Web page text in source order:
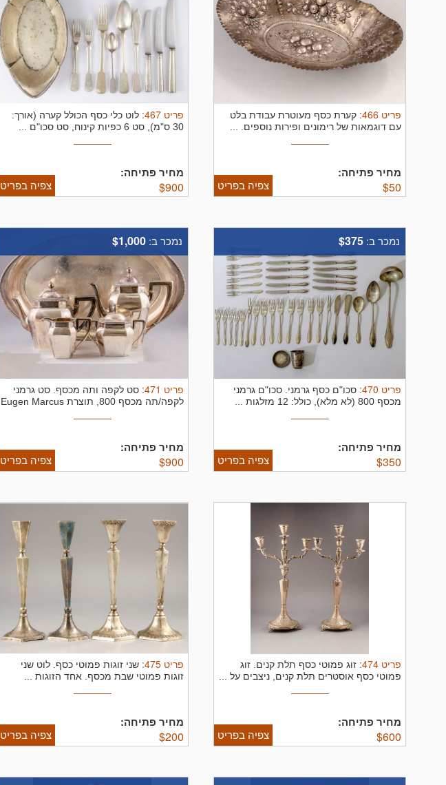
פריט 466
: קערת כסף מעוטרת עבודת בלט
עם דוגמאות של רימונים ופירות נוספים. ...
מחיר פתיחה:
$50 צפיה בפריט
פריט 467
: לוט כלי כסף הכולל קערה (אורך:
30 ס"מ), סט 6 כפיות קינוח, סט סכו"ם ...
מחיר פתיחה:
$900 צפיה בפריט
נמכר ב: $375
פריט 470
: סכו"ם כסף גרמני. סכו"ם גרמני
מכסף 800 (לא מלא), כולל: 12 מזלגות ...
מחיר פתיחה:
$350 צפיה בפריט
נמכר ב: $1,000
פריט 471
: סט לקפה ותה מכסף. סט גרמני
לקפה/תה מכסף 800, תוצרת Eugen Marcus
מחיר פתיחה:
$900 צפיה בפריט
פריט 474
: זוג פמוטי כסף תלת קנים. זוג
פמוטי כסף אוסטרים תלת קנים, ניצבים על ...
מחיר פתיחה:
$600 צפיה בפריט
פריט 475
: שני זוגות פמוטי כסף. לוט שני
זוגות פמוטי שבת מכסף. אחד הזוגות ...
מחיר פתיחה:
$200 צפיה בפריט